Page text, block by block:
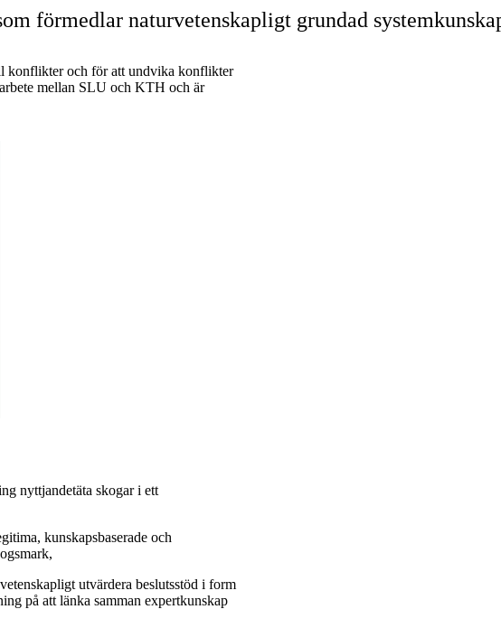
förmedlar naturvetenskapligt grundad
konflikter och för att undvika konflikter
mellan SLU och KTH och är
nyttjandetäta skogar i ett
kunskapsbaserade och
utvärdera beslutsstöd i form
på att länka samman expertkunskap